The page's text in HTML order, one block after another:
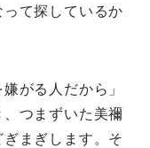
て探しているか
がる人だから」
つまずいた美禰
まぎします。そ